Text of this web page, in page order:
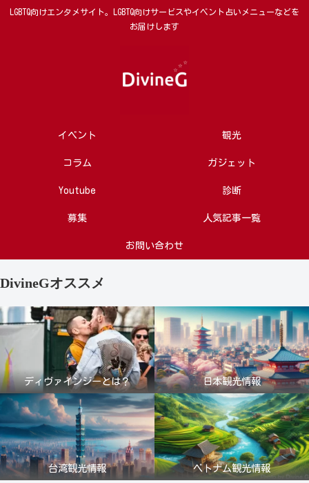
LGBTQ向けエンタメサイト。LGBTQ向けサービスやイベント占いメニューなどを
お届けします
イベント 観光
コラム ガジェット
Youtube 診断
募集 人気記事一覧
お問い合わせ
DivineGオススメ
ディヴァインジーとは？ 日本観光情報
台湾観光情報 ベトナム観光情報